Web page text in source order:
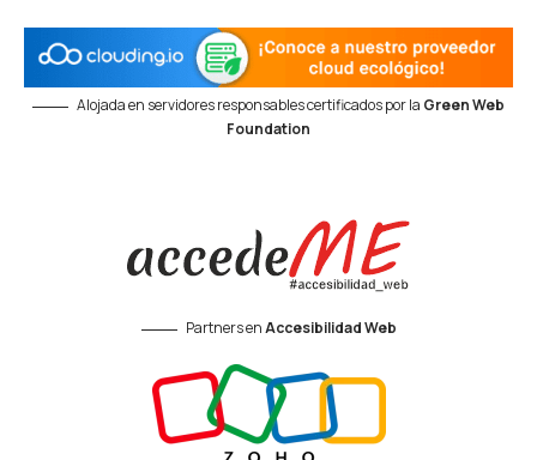
Alojada en servidores responsables certificados por la Green Web
Foundation
Partners enAccesibilidad Web